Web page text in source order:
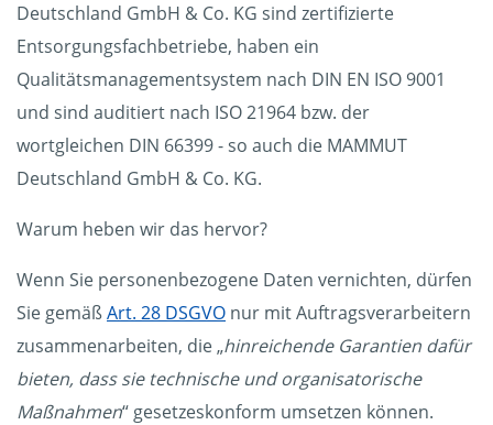
Deutschland GmbH & Co. KG sind zertifizierte
Entsorgungsfachbetriebe, haben ein
Qualitätsmanagementsystem nach DIN EN ISO 9001
und sind auditiert nach ISO 21964 bzw. der
wortgleichen DIN 66399 - so auch die MAMMUT
Deutschland GmbH & Co. KG.
Warum heben wir das hervor?
Wenn Sie personenbezogene Daten vernichten, dürfen
Sie gemäßArt. 28 DSGVO nur mit Auftragsverarbeitern
zusammenarbeiten, die „hinreichende Garantien dafür
bieten, dass sie technische und organisatorische
Maßnahmen“ gesetzeskonform umsetzen können.